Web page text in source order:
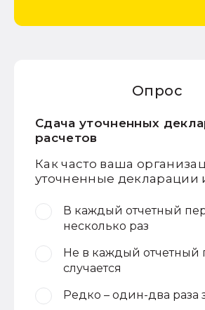
Опрос
Сдача уточненных
расчетов
Как часто ваша
уточненные декларации
В каждый отчетный
несколько раз
Не в каждый отчетный
случается
Редко – один-два раза